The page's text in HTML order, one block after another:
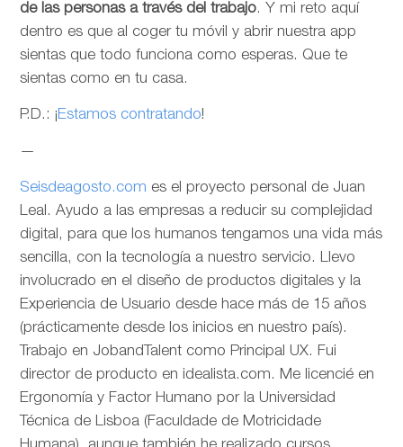
de las personas a través del trabajo. Y mi reto aquí
dentro es que al coger tu móvil y abrir nuestra app
sientas que todo funciona como esperas. Que te
sientas como en tu casa.
P.D.: ¡Estamos contratando!
—
Seisdeagosto.com es el proyecto personal de Juan
Leal. Ayudo a las empresas a reducir su complejidad
digital, para que los humanos tengamos una vida más
sencilla, con la tecnología a nuestro servicio. Llevo
involucrado en el diseño de productos digitales y la
Experiencia de Usuario desde hace más de 15 años
(prácticamente desde los inicios en nuestro país).
Trabajo en JobandTalent como Principal UX. Fui
director de producto en idealista.com. Me licencié en
Ergonomía y Factor Humano por la Universidad
Técnica de Lisboa (Faculdade de Motricidade